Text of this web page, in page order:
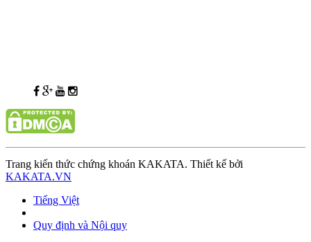
Trang kiến thức chứng khoán KAKATA. Thiết kế bởi
KAKATA.VN
Tiếng Việt
Quy định và Nội quy